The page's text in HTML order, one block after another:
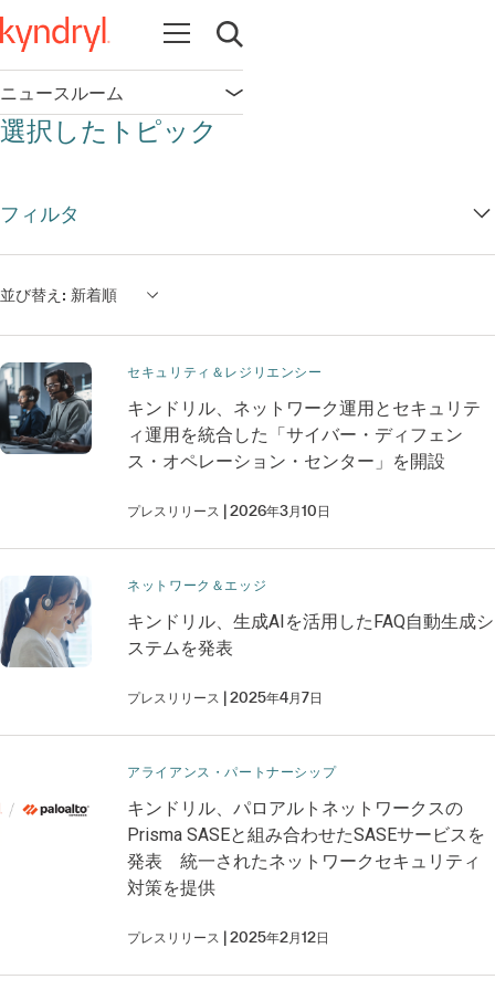
Open navigation
Open search
ニュースルーム Open navigation
選択したトピック
フィルタ
並び替え: 新着順
セキュリティ＆レジリエンシー
キンドリル、ネットワーク運用とセキュリテ
ィ運用を統合した「サイバー・ディフェン
ス・オペレーション・センター」を開設
プレスリリース 2026年3月10日
ネットワーク＆エッジ
キンドリル、生成AIを活用したFAQ自動生成シ
ステムを発表
プレスリリース 2025年4月7日
アライアンス・パートナーシップ
キンドリル、パロアルトネットワークスの
Prisma SASEと組み合わせたSASEサービスを
発表 統一されたネットワークセキュリティ
対策を提供
プレスリリース 2025年2月12日